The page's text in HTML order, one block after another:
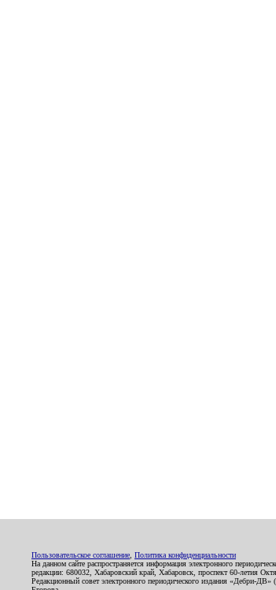
Пользовательское соглашение Политика конфиденциальности
На данном сайте распространяется информация электронного
редакции: 680032, Хабаровский край, Хабаровск, проспект 60-летия
Редакционный совет электронного периодического издания